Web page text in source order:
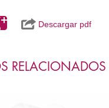
Descargar pdf
RELACIONADOS